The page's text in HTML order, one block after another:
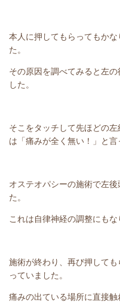
本人に押してもらってもか
た。
その原因を調べてみると左
した。
そこをタッチして先ほどの
は「痛みが全く無い！」と言
オステオパシーの施術で左
た。
これは自律神経の調整にもな
施術が終わり、再び押して
っていました。
痛みの出ている場所に直接